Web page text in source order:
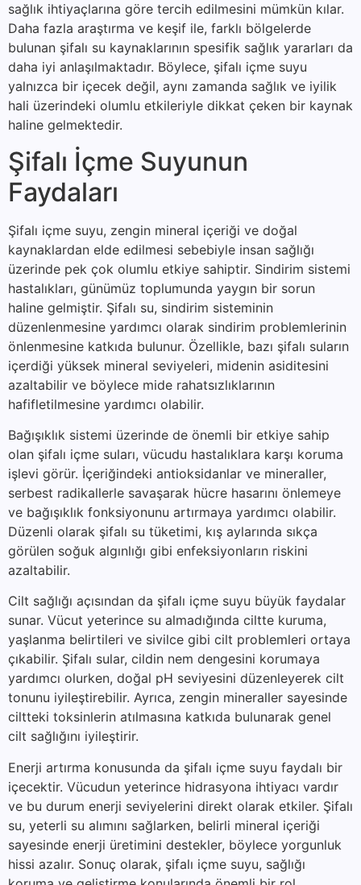
sağlık ihtiyaçlarına göre tercih edilmesini mümkün kılar.
Daha fazla araştırma ve keşif ile, farklı bölgelerde
bulunan şifalı su kaynaklarının spesifik sağlık yararları da
daha iyi anlaşılmaktadır. Böylece, şifalı içme suyu
yalnızca bir içecek değil, aynı zamanda sağlık ve iyilik
hali üzerindeki olumlu etkileriyle dikkat çeken bir kaynak
haline gelmektedir.
Şifalı İçme Suyunun
Faydaları
Şifalı içme suyu, zengin mineral içeriği ve doğal
kaynaklardan elde edilmesi sebebiyle insan sağlığı
üzerinde pek çok olumlu etkiye sahiptir. Sindirim sistemi
hastalıkları, günümüz toplumunda yaygın bir sorun
haline gelmiştir. Şifalı su, sindirim sisteminin
düzenlenmesine yardımcı olarak sindirim problemlerinin
önlenmesine katkıda bulunur. Özellikle, bazı şifalı suların
içerdiği yüksek mineral seviyeleri, midenin asiditesini
azaltabilir ve böylece mide rahatsızlıklarının
hafifletilmesine yardımcı olabilir.
Bağışıklık sistemi üzerinde de önemli bir etkiye sahip
olan şifalı içme suları, vücudu hastalıklara karşı koruma
işlevi görür. İçeriğindeki antioksidanlar ve mineraller,
serbest radikallerle savaşarak hücre hasarını önlemeye
ve bağışıklık fonksiyonunu artırmaya yardımcı olabilir.
Düzenli olarak şifalı su tüketimi, kış aylarında sıkça
görülen soğuk algınlığı gibi enfeksiyonların riskini
azaltabilir.
Cilt sağlığı açısından da şifalı içme suyu büyük faydalar
sunar. Vücut yeterince su almadığında ciltte kuruma,
yaşlanma belirtileri ve sivilce gibi cilt problemleri ortaya
çıkabilir. Şifalı sular, cildin nem dengesini korumaya
yardımcı olurken, doğal pH seviyesini düzenleyerek cilt
tonunu iyileştirebilir. Ayrıca, zengin mineraller sayesinde
ciltteki toksinlerin atılmasına katkıda bulunarak genel
cilt sağlığını iyileştirir.
Enerji artırma konusunda da şifalı içme suyu faydalı bir
içecektir. Vücudun yeterince hidrasyona ihtiyacı vardır
ve bu durum enerji seviyelerini direkt olarak etkiler. Şifalı
su, yeterli su alımını sağlarken, belirli mineral içeriği
sayesinde enerji üretimini destekler, böylece yorgunluk
hissi azalır. Sonuç olarak, şifalı içme suyu, sağlığı